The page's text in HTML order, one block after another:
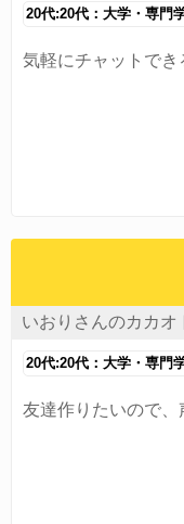
20代:20代：大学・専門
気軽にチャットでき
いおりさんのカカオ
20代:20代：大学・専門
友達作りたいので、